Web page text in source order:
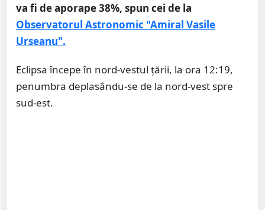
va fi de aporape 38%, spun cei de la
Observatorul Astronomic "Amiral Vasile
Urseanu".
Eclipsa începe în nord-vestul țării, la ora 12:19,
penumbra deplasându-se de la nord-vest spre
sud-est.